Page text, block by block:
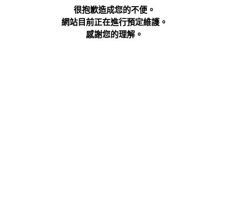
很抱歉造成您的不便。
網站目前正在進行預定維護。
感謝您的理解。